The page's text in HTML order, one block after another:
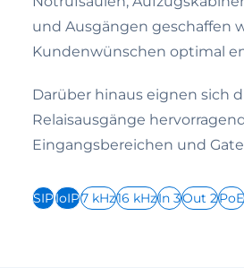
und Ausgängen geschaffen
Kundenwünschen optimal
Darüber hinaus eignen sich
Relaisausgänge
Eingangsbereichen und
SIPIoIP7 kHz16 kHzIn 3Out 2PoE